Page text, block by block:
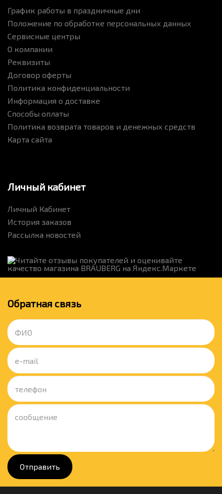
График работы в праздничные дни
Положение по обработке персональных данных
Сервисные центры
О компании
Реквизиты
Договор оферты
Политика конфиденциальности
Информация о доставке
Способы оплаты
Политика возврата товаров и денежных средств
Карта сайта
Личный кабинет
Личный Кабинет
История заказов
Рассылка новостей
Обратная связь
Отправить